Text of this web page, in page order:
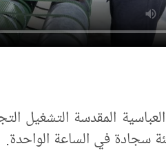
المقدسة التشغيل
سجادة في الساعة الواحدة.